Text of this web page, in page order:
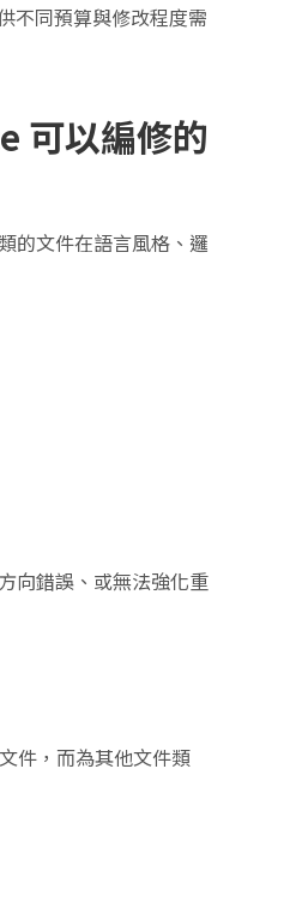
不同預算與修改程度需
可以編修的
的文件在語言風格、邏
向錯誤、或無法強化重
件，而為其他文件類